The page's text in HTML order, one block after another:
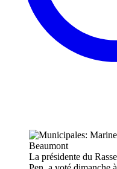
La présidente du